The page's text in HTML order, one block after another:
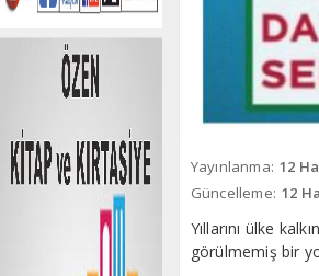
Yayınlanma: 12
Güncelleme: 12
Yıllarını ülke
görülmemiş bir